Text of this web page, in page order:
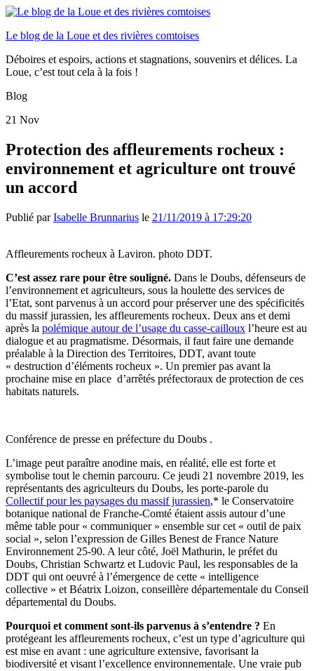
Le blog de la Loue et des rivières comtoises
Déboires et espoirs, actions et stagnations, souvenirs et délices. La
Loue, c’est tout cela à la fois !
Blog
21 Nov
Protection des affleurements rocheux :
environnement et agriculture ont trouvé
un accord
Publié parIsabelle Brunnarius le 21/11/2019 à 17:29:20
Affleurements rocheux à Laviron. photo DDT.
C’est assez rare pour être souligné. Dans le Doubs, défenseurs de
l’environnement et agriculteurs, sous la houlette des services de
l’Etat, sont parvenus à un accord pour préserver une des spécificités
du massif jurassien, les affleurements rocheux. Deux ans et demi
après la polémique autour de l’usage du casse-cailloux l’heure est au
dialogue et au pragmatisme. Désormais, il faut faire une demande
préalable à la Direction des Territoires, DDT, avant toute
« destruction d’éléments rocheux ». Un premier pas avant la
prochaine mise en place d’arrêtés préfectoraux de protection de ces
habitats naturels.
Conférence de presse en préfecture du Doubs .
L’image peut paraître anodine mais, en réalité, elle est forte et
symbolise tout le chemin parcouru. Ce jeudi 21 novembre 2019, les
représentants des agriculteurs du Doubs, les porte-parole du
Collectif pour les paysages du massif jurassien,* le Conservatoire
botanique national de Franche-Comté étaient assis autour d’une
même table pour « communiquer » ensemble sur cet « outil de paix
social », selon l’expression de Gilles Benest de France Nature
Environnement 25-90. A leur côté, Joël Mathurin, le préfet du
Doubs, Christian Schwartz et Ludovic Paul, les responsables de la
DDT qui ont oeuvré à l’émergence de cette « intelligence
collective » et Béatrix Loizon, conseillère départementale du Conseil
départemental du Doubs.
Pourquoi et comment sont-ils parvenus à s’entendre ? En
protégeant les affleurements rocheux, c’est un type d’agriculture qui
est mise en avant : une agriculture extensive, favorisant la
biodiversité et visant l’excellence environnementale. Une vraie pub